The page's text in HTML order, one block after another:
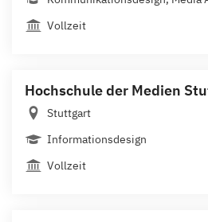
Vollzeit
Hochschule der Medien
Stuttgart
Informationsdesign
Vollzeit